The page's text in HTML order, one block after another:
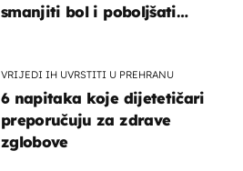
smanjiti bol i poboljšati
VRIJEDI IH UVRSTITI U PREHRANU
6 napitaka koje dijetetičari
preporučuju za zdrave
zglobove